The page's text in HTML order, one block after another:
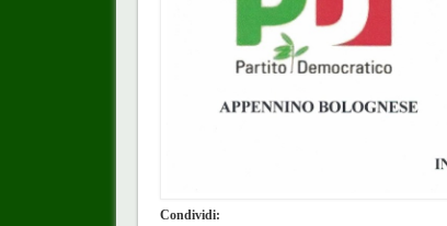
Condividi: